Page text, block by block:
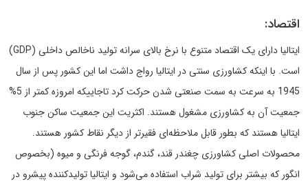
اقتصاد:
ایتالیا دارای یک اقتصاد متنوع با نرخ بالای سرانه تولید ناخالص داخلی (GDP)
است. با اینکه کشاورزی سنتی در ایتالیا رواج داشت اما این کشور پس از سال
1945 به سرعت به سمت صنعتی شدن حرکت کرد تاجاییکه امروزه کمتر از 5%
جمعیت آن به کشاورزی مشغول هستند. اکثریت این جمعیت ساکن جنوب
ایتالیا هستند که بطور قابل ملاحظه‌ای فقیرتر از دیگر نقاط کشور هستند.
محصولات اصلی کشاورزی چغندر قند، گندم، گوجه فرنگی و میوه (بخصوص
انگور که بیشتر برای تولید شراب استفاده می‌شود و ایتالیا تولیدکننده پیشرو در